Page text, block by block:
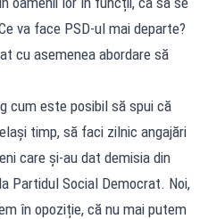
va face PSD-ul mai departe?
cu asemenea abordare să
cum este posibil să spui că
timp, să faci zilnic angajări
care și-au dat demisia din
Partidul Social Democrat. Noi,
în opoziție, că nu mai putem